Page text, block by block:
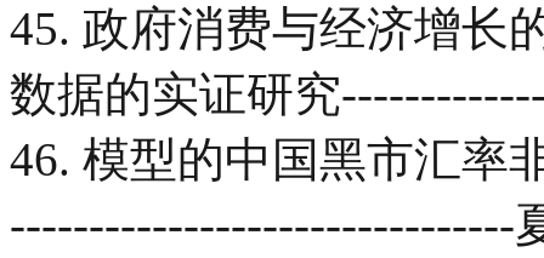
45. 政府消费与经济增长
数据的实证研究
46. 模型的中国黑市汇率
--------------------------------